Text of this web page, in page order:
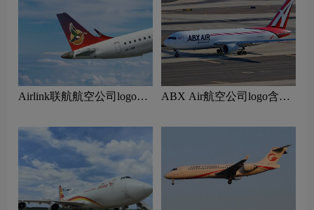
Airlink联航航空公司logo含
ABX Air航空公司logo含义